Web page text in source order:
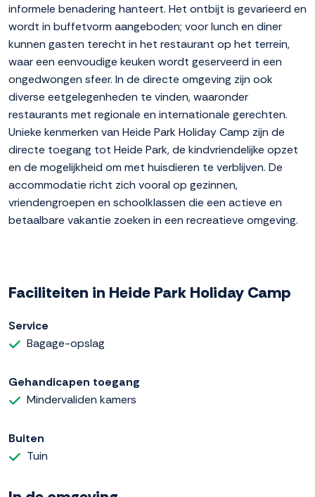
informele benadering hanteert. Het ontbijt is gevarieerd en
wordt in buffetvorm aangeboden; voor lunch en diner
kunnen gasten terecht in het restaurant op het terrein,
waar een eenvoudige keuken wordt geserveerd in een
ongedwongen sfeer. In de directe omgeving zijn ook
diverse eetgelegenheden te vinden, waaronder
restaurants met regionale en internationale gerechten.
Unieke kenmerken van Heide Park Holiday Camp zijn de
directe toegang tot Heide Park, de kindvriendelijke opzet
en de mogelijkheid om met huisdieren te verblijven. De
accommodatie richt zich vooral op gezinnen,
vriendengroepen en schoolklassen die een actieve en
betaalbare vakantie zoeken in een recreatieve omgeving.
Faciliteiten in Heide Park Holiday Camp
Service
Bagage-opslag
Gehandicapen toegang
Mindervaliden kamers
Buiten
Tuin